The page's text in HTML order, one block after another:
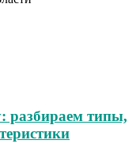
разбираем типы,